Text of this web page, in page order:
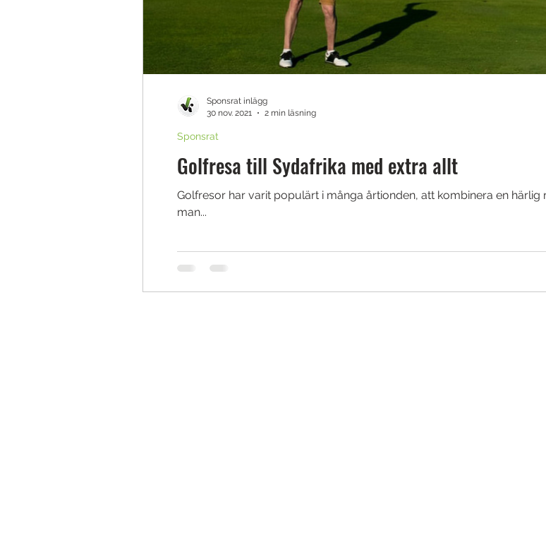
Golfresa till Sydafrika med extra allt
Golfresor har varit populärt i många årtionden, att kombinera en härlig
man...
Sponsrat
Sponsrat inlägg
30 nov. 2021
2 min läsning